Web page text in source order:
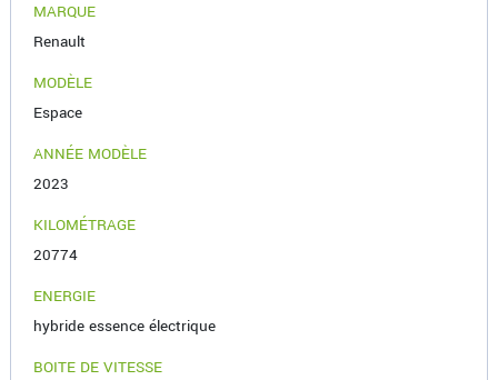
MARQUE
Renault
MODÈLE
Espace
ANNÉE MODÈLE
2023
KILOMÉTRAGE
20774
ENERGIE
hybride essence électrique
BOITE DE VITESSE